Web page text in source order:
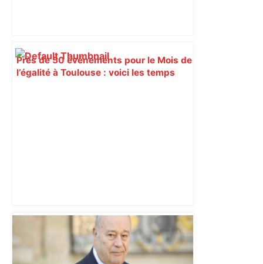
Près de 50 événements pour le Mois de
l’égalité à Toulouse : voici les temps
Le trentenaire blessé par balles à
Toulouse vendait du protoxyde d'azote
: les pistes des enquêteurs – Actu.fr